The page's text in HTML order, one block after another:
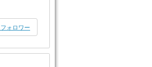
フォロワー